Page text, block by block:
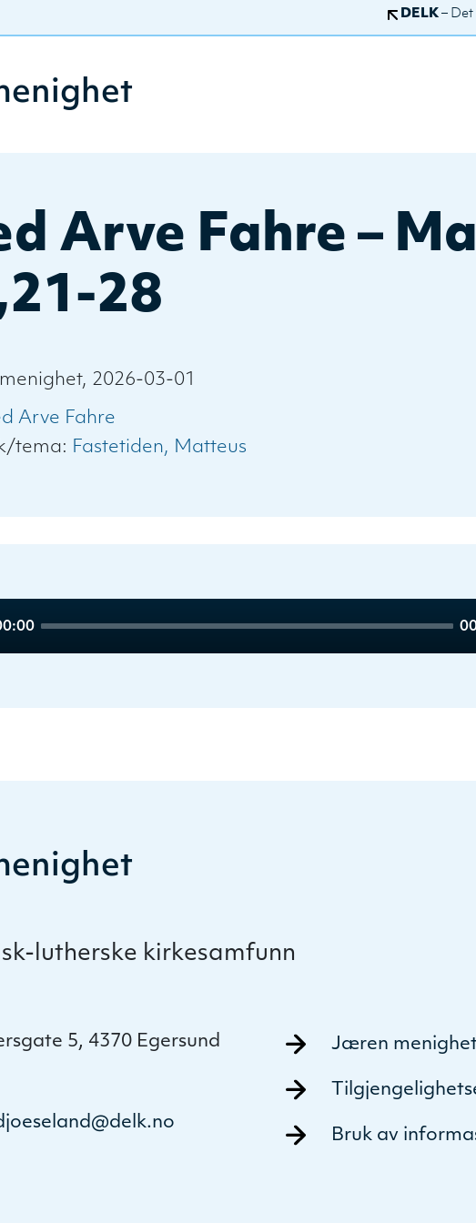
DELK –
Arve Fahre –
28
2026-03-01
Arve Fahre
tema: Fastetiden Matteus
lutherske kirkesamfunn
5, 4370 Egersund
Jæren
Bruk av